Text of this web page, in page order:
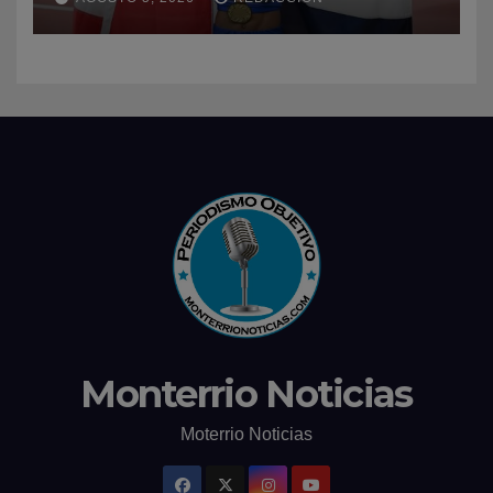
Monterrio Noticias
Moterrio Noticias